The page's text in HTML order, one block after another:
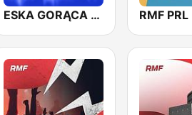
ESKA GORĄCA 20 RMF PRL